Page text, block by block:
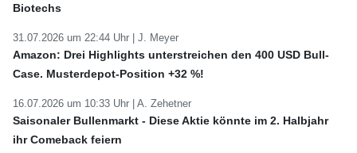
Biotechs
31.07.2026 um 22:44 Uhr | J. Meyer
Amazon: Drei Highlights unterstreichen den 400 USD Bull-
Case. Musterdepot-Position +32 %!
16.07.2026 um 10:33 Uhr | A. Zehetner
Saisonaler Bullenmarkt - Diese Aktie könnte im 2. Halbjahr
ihr Comeback feiern